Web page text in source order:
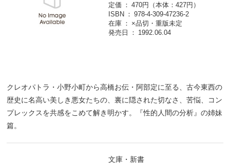
定価
470円（本体：427円）
ISBN
978-4-309-47236-2
在庫
×品切・重版未定
発売日
1992.06.04
クレオパトラ・小野小町から高橋お伝・阿部定に至る、古今東西の
歴史に名高い美しき悪女たちの、裏に隠された切なさ、苦悩、コン
プレックスを共感をこめて解き明かす。『性的人間の分析』の姉妹
篇。
文庫・新書